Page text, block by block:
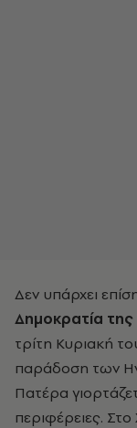
Δεν υπάρχει
Δημοκρατία της
τρίτη Κυριακή
παράδοση των
Πατέρα
περιφέρειες. Στο